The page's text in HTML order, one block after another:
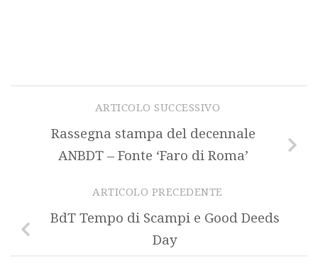
ARTICOLO SUCCESSIVO
Rassegna stampa del decennale
ANBDT – Fonte ‘Faro di Roma’
ARTICOLO PRECEDENTE
BdT Tempo di Scampi e Good Deeds
Day